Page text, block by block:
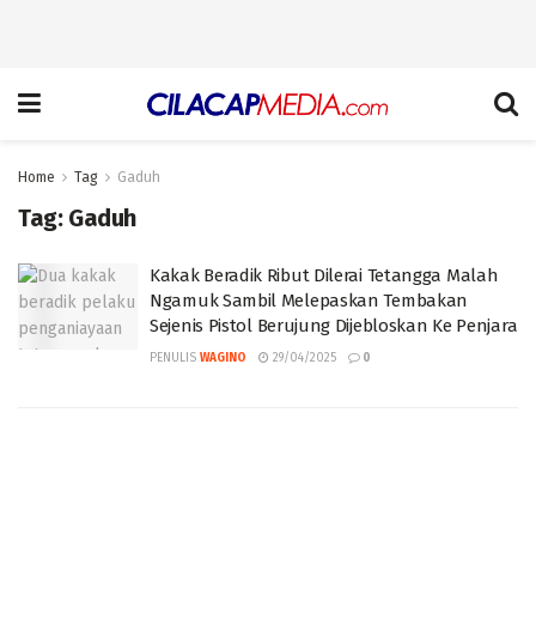
Home Tag Gaduh
Tag: Gaduh
Kakak Beradik Ribut Dilerai Tetangga Malah
Ngamuk Sambil Melepaskan Tembakan
Sejenis Pistol Berujung Dijebloskan Ke Penjara
PENULIS WAGINO 29/04/2025 0